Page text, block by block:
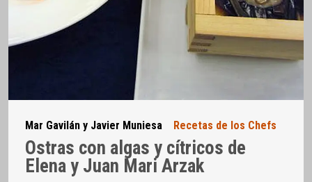
Mar Gavilán y Javier Muniesa Recetas de los Chefs
Ostras con algas y cítricos de
Elena y Juan Mari Arzak